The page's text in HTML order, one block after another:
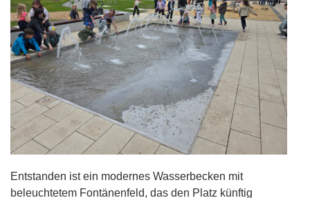
Entstanden ist ein modernes Wasserbecken mit
beleuchtetem Fontänenfeld, das den Platz künftig